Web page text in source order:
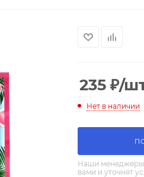
235 ₽/
Нет в наличии
Наши менеджеры
вами и уточнят